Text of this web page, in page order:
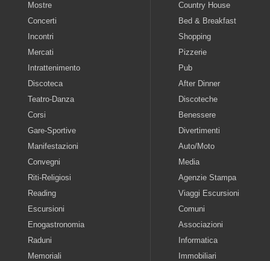
Mostre
Concerti
Incontri
Mercati
Intrattenimento
Discoteca
Teatro-Danza
Corsi
Gare-Sportive
Manifestazioni
Convegni
Riti-Religiosi
Reading
Escursioni
Enogastronomia
Raduni
Memoriali
Country House
Bed & Breakfast
Shopping
Pizzerie
Pub
After Dinner
Discoteche
Benessere
Divertimenti
Auto/Moto
Media
Agenzie Stampa
Viaggi Escursioni
Comuni
Associazioni
Informatica
Immobiliari